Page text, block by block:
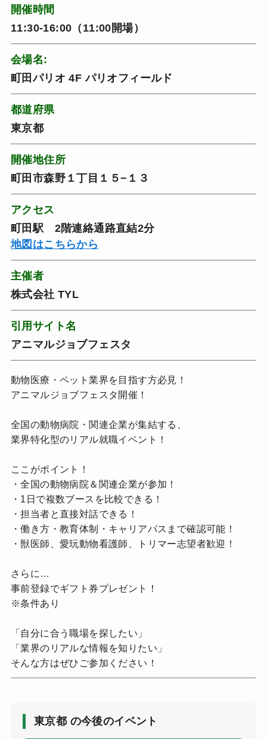
開催時間
11:30-16:00（11:00開場）
会場名:
町田パリオ 4F パリオフィールド
都道府県
東京都
開催地住所
町田市森野１丁目１５−１３
アクセス
町田駅 2階連絡通路直結2分
地図はこちらから
主催者
株式会社 TYL
引用サイト名
アニマルジョブフェスタ
動物医療・ペット業界を目指す方必見！
アニマルジョブフェスタ開催！
全国の動物病院・関連企業が集結する、
業界特化型のリアル就職イベント！
ここがポイント！
・全国の動物病院＆関連企業が参加！
・1日で複数ブースを比較できる！
・担当者と直接対話できる！
・働き方・教育体制・キャリアパスまで確認可能！
・獣医師、愛玩動物看護師、トリマー志望者歓迎！
さらに…
事前登録でギフト券プレゼント！
※条件あり
「自分に合う職場を探したい」
「業界のリアルな情報を知りたい」
そんな方はぜひご参加ください！
東京都 の今後のイベント